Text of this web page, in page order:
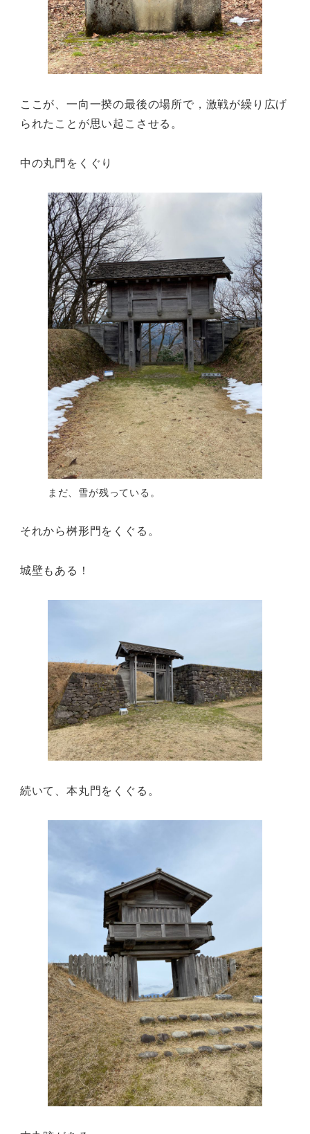
ここが、一向一揆の最後の場所で，激戦が繰り広げ
られたことが思い起こさせる。
中の丸門をくぐり
まだ、雪が残っている。
それから桝形門をくぐる。
城壁もある！
続いて、本丸門をくぐる。